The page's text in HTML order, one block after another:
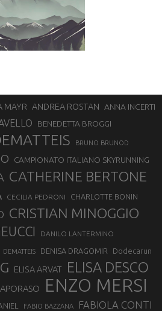
MAYR ANDREA ROSTAN ANNA INCERTI
BENEDETTA BROGGI
BRUNO BRUNOD
CAMPIONATO ITALIANO SKYRUNNING
CATHERINE BERTONE
CECILIA PEDRONI CHARLOTTE BONIN
CRISTIAN MINOGGIO
DANILO LANTERMINO
DEMATTEIS DENISA DRAGOMIR Dodecarun
ELISA ARVAT ELISA DESCO
ENZO MERSI
FABIO BAZZANA FABIOLA CONTI